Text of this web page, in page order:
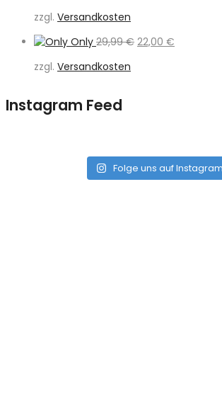
zzgl. Versandkosten
Only 29,99€ Ursprünglicher
22,00 €
zzgl. Versandkosten
Instagram Feed
Folge uns auf Instagram